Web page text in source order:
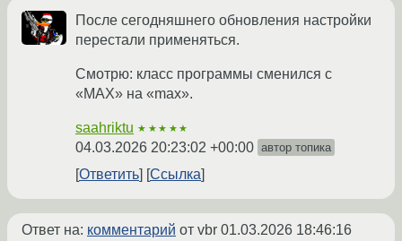
После сегодняшнего обновления настройки
перестали применяться.
Смотрю: класс программы сменился с
«MAX» на «max».
saahriktu ★★★★★
04.03.2026 20:23:02 +00:00 автор топика
Ответить Ссылка
Ответ на: комментарий от vbr 01.03.2026 18:46:16